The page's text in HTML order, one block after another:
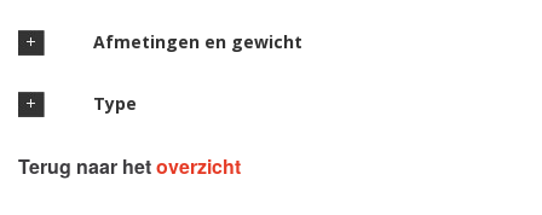
Afmetingen en gewicht
Type
Terug naar hetoverzicht